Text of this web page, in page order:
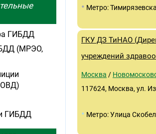
• Метро:
ГКУ ДЗ ТиНАО
учреждений
Москва /
117624, Москва, ул.
• Метро: Улица
ГИБДД
(МРЭО,
ГИБДД